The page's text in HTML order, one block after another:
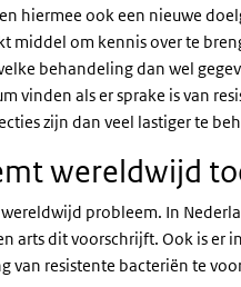
hiermee ook een nieuwe
middel om kennis over te
behandeling dan wel
vinden als er sprake is van
zijn dan veel lastiger te
wereldwijd
probleem. In
arts dit voorschrijft. Ook is er
van resistente bacteriën te